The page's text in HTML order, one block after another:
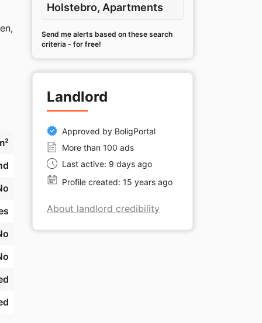
Holstebro, Apartments
Send me alerts based on these search
criteria - for free!
Landlord
Approved by BoligPortal
More than 100 ads
Last active: 9 days ago
Profile created: 15 years ago
About landlord credibility